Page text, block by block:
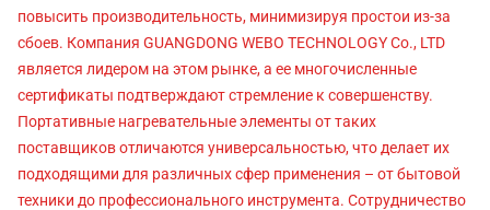
повысить производительность, минимизируя простои из-за
сбоев. Компания GUANGDONG WEBO TECHNOLOGY Co., LTD
является лидером на этом рынке, а ее многочисленные
сертификаты подтверждают стремление к совершенству.
Портативные нагревательные элементы от таких
поставщиков отличаются универсальностью, что делает их
подходящими для различных сфер применения – от бытовой
техники до профессионального инструмента. Сотрудничество